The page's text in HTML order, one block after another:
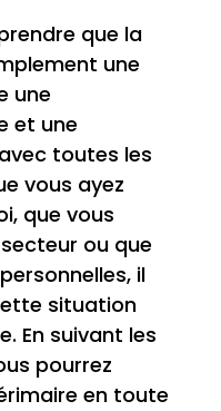
que la
une
une
et une
toutes les
vous ayez
que vous
ou que
il
situation
En suivant les
pourrez
en toute